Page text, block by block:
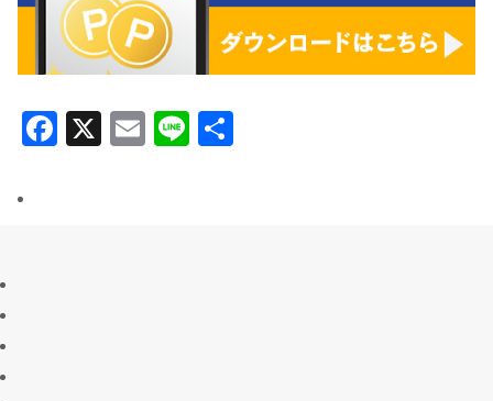
Facebook
X Email
Line共
有